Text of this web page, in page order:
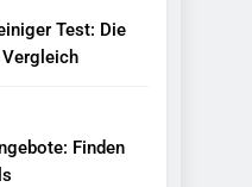
für
Test: Die
Finden